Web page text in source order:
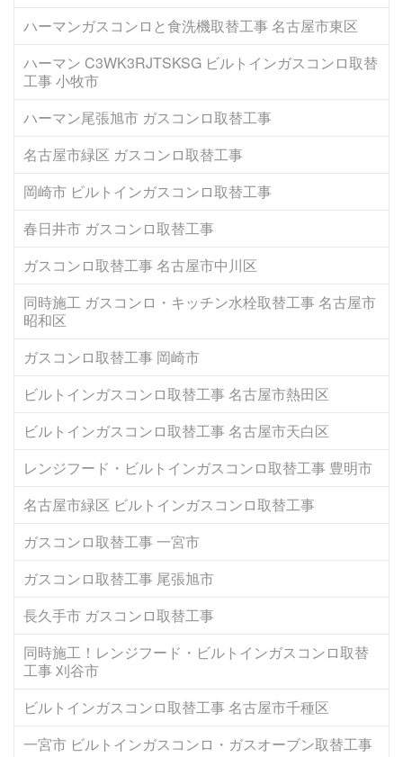
ハーマンガスコンロと食洗機取替工事 名古屋市東区
ハーマン C3WK3RJTSKSG ビルトインガスコンロ取替
工事 小牧市
ハーマン尾張旭市 ガスコンロ取替工事
名古屋市緑区 ガスコンロ取替工事
岡崎市 ビルトインガスコンロ取替工事
春日井市 ガスコンロ取替工事
ガスコンロ取替工事 名古屋市中川区
同時施工 ガスコンロ・キッチン水栓取替工事 名古屋市
昭和区
ガスコンロ取替工事 岡崎市
ビルトインガスコンロ取替工事 名古屋市熱田区
ビルトインガスコンロ取替工事 名古屋市天白区
レンジフード・ビルトインガスコンロ取替工事 豊明市
名古屋市緑区 ビルトインガスコンロ取替工事
ガスコンロ取替工事 一宮市
ガスコンロ取替工事 尾張旭市
長久手市 ガスコンロ取替工事
同時施工！レンジフード・ビルトインガスコンロ取替
工事 刈谷市
ビルトインガスコンロ取替工事 名古屋市千種区
一宮市 ビルトインガスコンロ・ガスオーブン取替工事